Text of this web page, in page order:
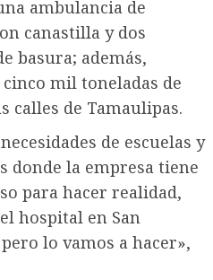
ambulancia de
canastilla y dos
basura; además,
mil toneladas de
calles de Tamaulipas.
de escuelas y
donde la empresa tiene
para hacer realidad,
hospital en San
lo vamos a hacer»,